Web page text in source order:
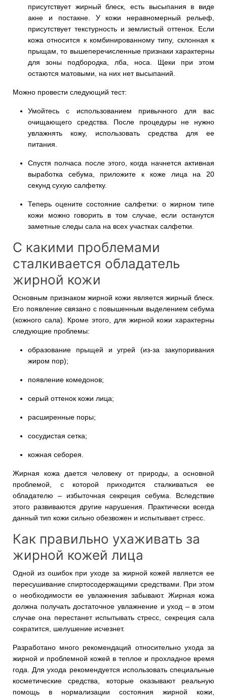
присутствует жирный блеск, есть высыпания в виде
акне и постакне. У кожи неравномерный рельеф,
присутствует текстурность и землистый оттенок. Если
кожа относится к комбинированному типу, склонная к
прыщам, то вышеперечисленные признаки характерны
для зоны подбородка, лба, носа. Щеки при этом
остаются матовыми, на них нет высыпаний.
Можно провести следующий тест:
Умойтесь с использованием привычного для вас
очищающего средства. После процедуры не нужно
увлажнять кожу, использовать средства для ее
питания.
Спустя полчаса после этого, когда начнется активная
выработка себума, приложите к коже лица на 20
секунд сухую салфетку.
Теперь оцените состояние салфетки: о жирном типе
кожи можно говорить в том случае, если останутся
заметные следы сала на всех участках салфетки.
С какими проблемами
сталкивается обладатель
жирной кожи
Основным признаком жирной кожи является жирный блеск.
Его появление связано с повышенным выделением себума
(кожного сала). Кроме этого, для жирной кожи характерны
следующие проблемы:
образование прыщей и угрей (из-за закупоривания
жиром пор);
появление комедонов;
серый оттенок кожи лица;
расширенные поры;
сосудистая сетка;
кожная себорея.
Жирная кожа дается человеку от природы, а основной
проблемой, с которой приходится сталкиваться ее
обладателю – избыточная секреция себума. Вследствие
этого развиваются другие нарушения. Практически всегда
данный тип кожи сильно обезвожен и испытывает стресс.
Как правильно ухаживать за
жирной кожей лица
Одной из ошибок при уходе за жирной кожей является ее
пересушивание спиртосодержащими средствами. При этом
о необходимости ее увлажнения забывают. Жирная кожа
должна получать достаточное увлажнение и уход – в этом
случае она перестанет испытывать стресс, секреция сала
сократится, шелушение исчезнет.
Разработано много рекомендаций относительно ухода за
жирной и проблемной кожей в теплое и прохладное время
года. Для ухода рекомендуется использовать специальные
косметические средства, которые оказывают реальную
помощь в нормализации состояния жирной кожи,